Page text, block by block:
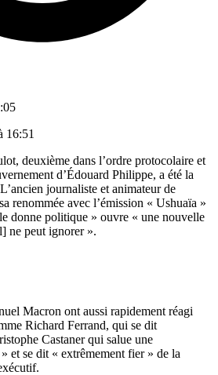
16:51
deuxième dans l’ordre protocolaire et
d’Édouard Philippe, a été la
journaliste et animateur de
renommée avec l’émission « Ushuaïa »
donne politique » ouvre « une nouvelle
ne peut ignorer ».
Macron ont aussi rapidement réagi
Richard Ferrand, qui se dit
Castaner qui salue une
et se dit « extrêmement fier » de la